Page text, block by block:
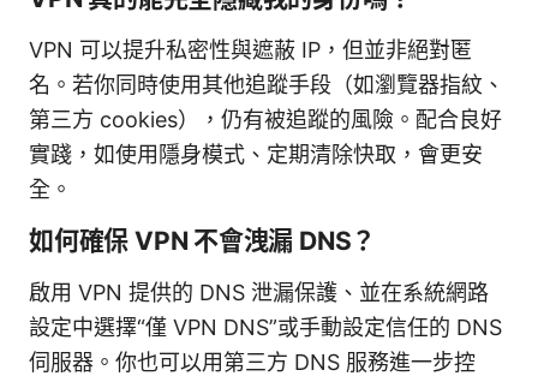
VPN 可以提升私密性與遮蔽 IP，但並非絕對匿
名。若你同時使用其他追蹤手段（如瀏覽器指紋、
第三方 cookies），仍有被追蹤的風險。配合良好
實踐，如使用隱身模式、定期清除快取，會更安
全。
如何確保 VPN 不會洩漏 DNS？
啟用 VPN 提供的 DNS 泄漏保護、並在系統網路
設定中選擇“僅 VPN DNS”或手動設定信任的 DNS
伺服器。你也可以用第三方 DNS 服務進一步控